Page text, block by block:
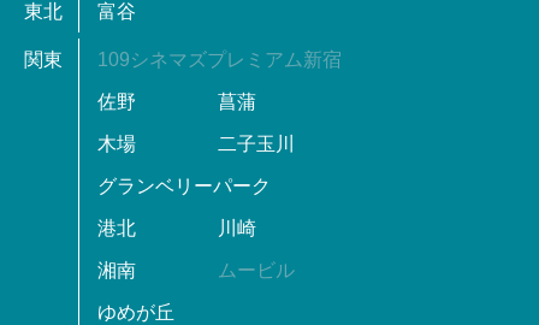
東北 富谷
関東 109シネマズプレミアム新宿
佐野 菖蒲
木場 二子玉川
グランベリーパーク
港北 川崎
湘南 ムービル
ゆめが丘